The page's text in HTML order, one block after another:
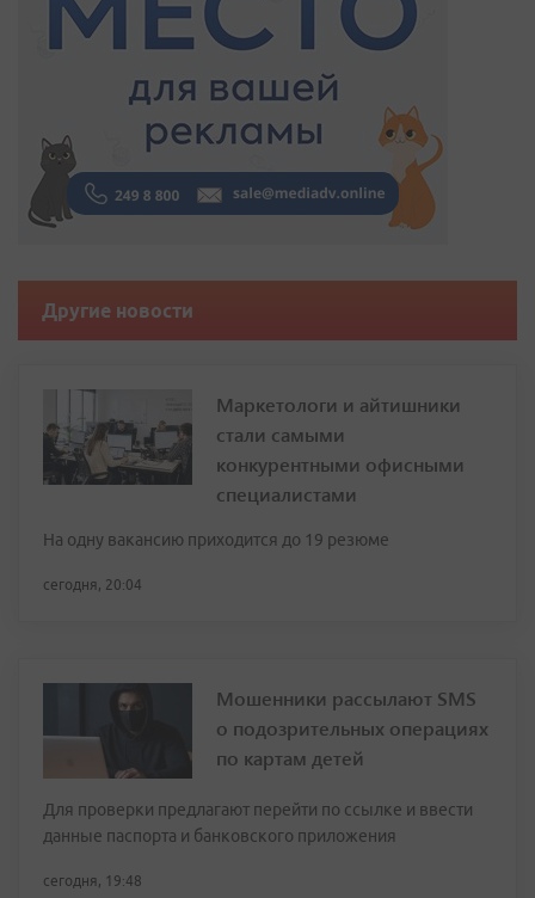
Другие новости
Маркетологи и айтишники
стали самыми
конкурентными офисными
специалистами
На одну вакансию приходится до 19 резюме
сегодня, 20:04
Мошенники рассылают SMS
о подозрительных операциях
по картам детей
Для проверки предлагают перейти по ссылке и ввести
данные паспорта и банковского приложения
сегодня, 19:48